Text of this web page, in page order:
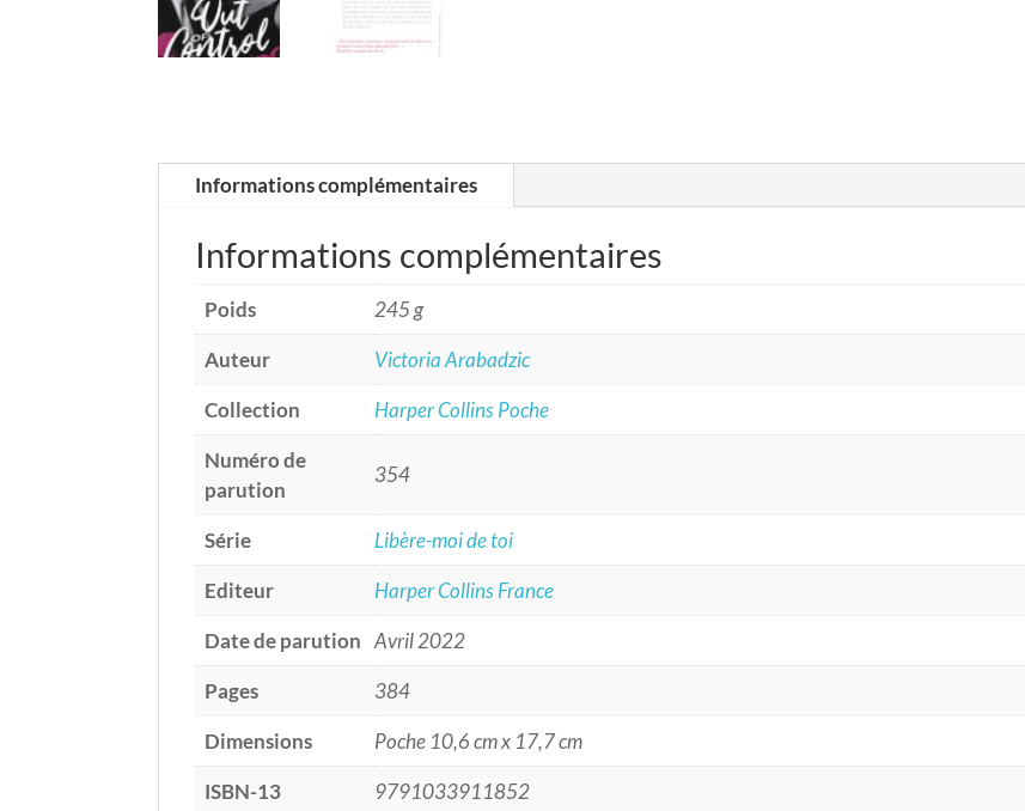
Informations complémentaires
Informations complémentaires
Poids
245 g
Auteur
Victoria Arabadzic
Collection
Harper Collins Poche
Numéro de
parution
354
Série
Libère-moi de toi
Editeur
Harper Collins France
Date de parution Avril 2022
Pages
384
Dimensions
Poche 10,6 cm x 17,7 cm
ISBN-13
9791033911852